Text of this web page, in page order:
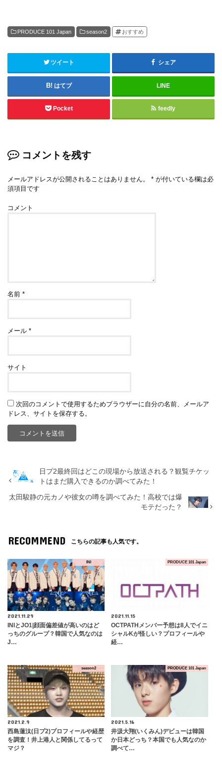
PRODUCE 101 Japan season2 おすすめ
ツイート シェア
はてブ LINE
Pocket feedly
コメントを残す
メールアドレスが公開されることはありません。 * が付いている欄は必
須項目です
コメント
名前*
メール*
サイト
次回のコメントで使用するためブラウザーに自分の名前、メールア
ドレス、サイトを保存する。
日プ2最終回はどこの現場から放送される？観覧チケッ
トはまだ購入できるのか調べてみた！
太田駿静の元カノや彼女の噂を調べてみた！高校では爆
モテだった？
RECOMMEND こちらの記事も人気です。
INI
2021.11.29
INIとJO1|顔面偏差値が高いのはど
っちのグループ？韓国で人気なのは
J…
PRODUCE 101 Japan
2021.11.15
OCTPATHメンバー予想は8人でイニ
シャルKが怪しい？プロフィールや
経…
season2
2021.2.9
西島蓮汰(日プ2)プロフィールや経歴
を調査！井上港人と関係してるって
マジ？
PRODUCE 101 Japan
2021.5.16
井汲大翔(いくみん)デビューは韓国
か日本どっち？本国でも人気なのか
調べて…